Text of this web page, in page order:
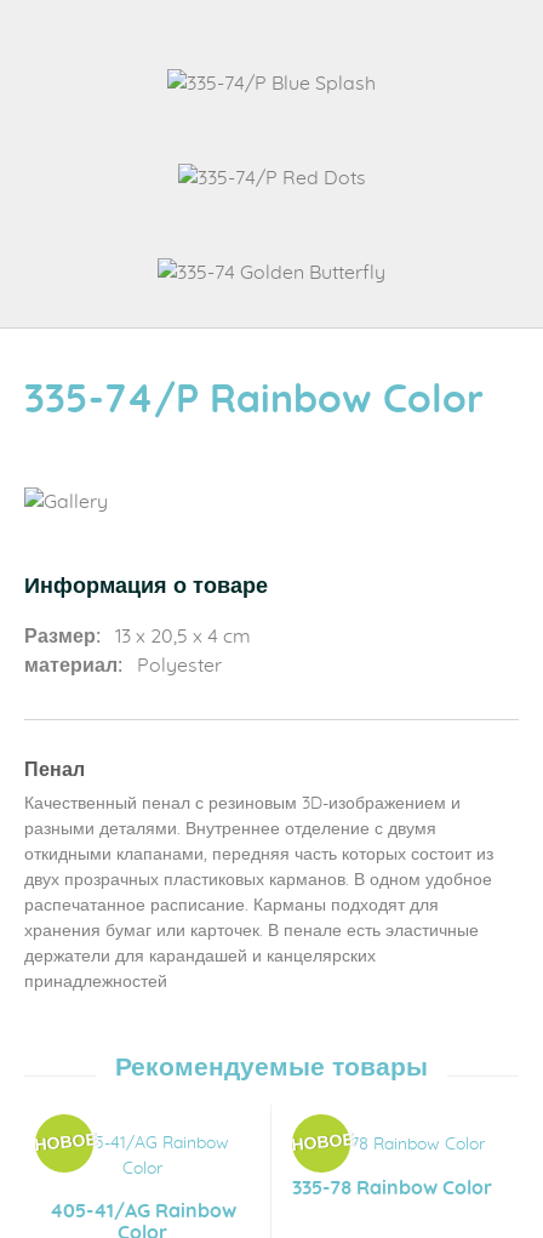
335-74/P Rainbow Color
Информация о товаре
Размер:
13 x 20,5 x 4 cm
материал:
Polyester
Пенал
Качественный пенал с резиновым 3D-изображением и
разными деталями. Внутреннее отделение с двумя
откидными клапанами, передняя часть которых состоит из
двух прозрачных пластиковых карманов. В одном удобное
распечатанное расписание. Карманы подходят для
хранения бумаг или карточек. В пенале есть эластичные
держатели для карандашей и канцелярских
принадлежностей
Рекомендуемые товары
405-41/AG Rainbow
Color
335-78 Rainbow Color